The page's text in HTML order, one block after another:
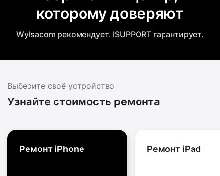
которому доверяют
Wylsacom рекомендует. ISUPPORT гарантирует.
Выберите своё устройство
Узнайте стоимость ремонта
Ремонт iPhone Ремонт iPad